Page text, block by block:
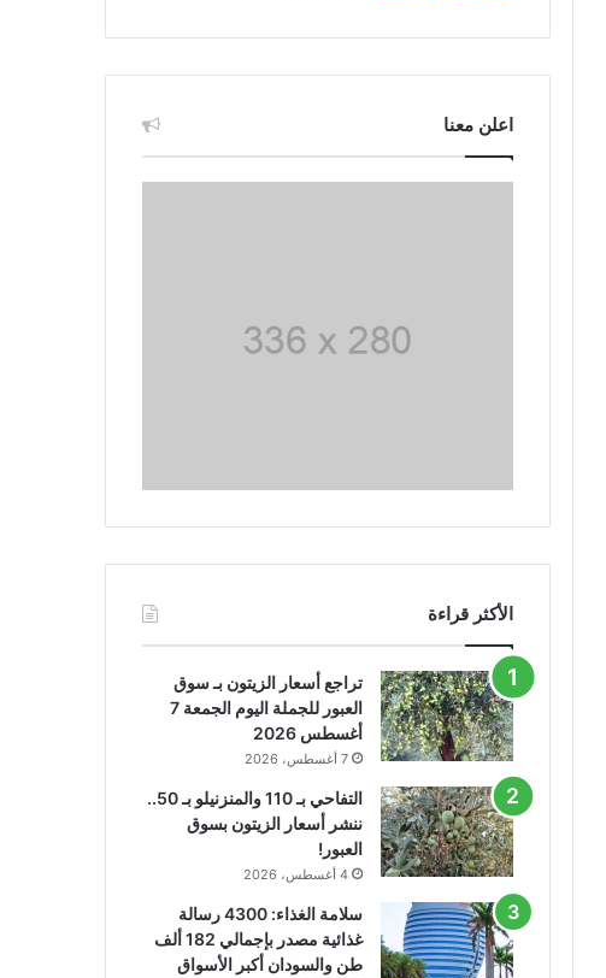
اعلن معنا
الأكثر قراءة
تراجع أسعار الزيتون بـ سوق
العبور للجملة اليوم الجمعة 7
أغسطس 2026
7 أغسطس، 2026
التفاحي بـ 110 والمنزنيلو بـ 50..
ننشر أسعار الزيتون بسوق
العبور!
4 أغسطس، 2026
سلامة الغذاء: 4300 رسالة
غذائية مصدر بإجمالي 182 ألف
طن والسودان أكبر الأسواق